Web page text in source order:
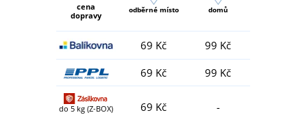
cena
dopravy
odběrné místo domů
69 Kč
99 Kč
69 Kč
99 Kč
do 5 kg (Z-BOX) 69 Kč -